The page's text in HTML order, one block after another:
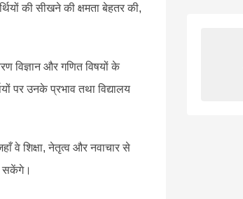
की सीखने की क्षमता बेहतर की,
विज्ञान और गणित विषयों के
पर उनके प्रभाव तथा विद्यालय
वे शिक्षा, नेतृत्व और नवाचार से
सकेंगे।